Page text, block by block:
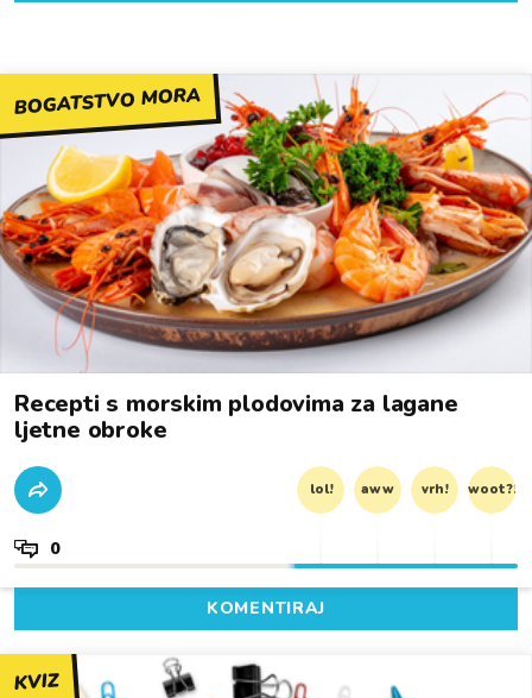
BOGATSTVO MORA
Recepti s morskim plodovima za lagane
ljetne obroke
lol! aww vrh! woot?!
0
KOMENTIRAJ
KVIZ